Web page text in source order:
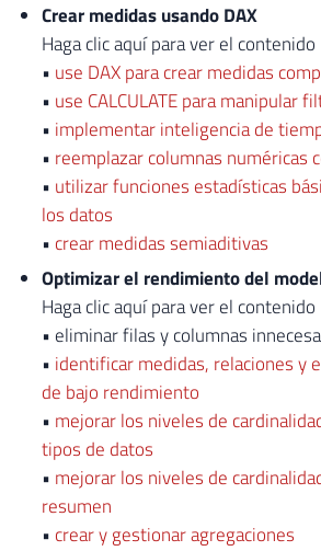
Crear medidas usando DAX
Haga clic aquí para ver el contenido
• use DAX para crear medidas
• use CALCULATE para manipular
• implementar inteligencia de
• reemplazar columnas numéricas
• utilizar funciones estadísticas
los datos
• crear medidas semiaditivas
Optimizar el rendimiento del
Haga clic aquí para ver el contenido
• eliminar filas y columnas
• identificar medidas, relaciones y
de bajo rendimiento
• mejorar los niveles de
tipos de datos
• mejorar los niveles de
resumen
• crear y gestionar agregaciones